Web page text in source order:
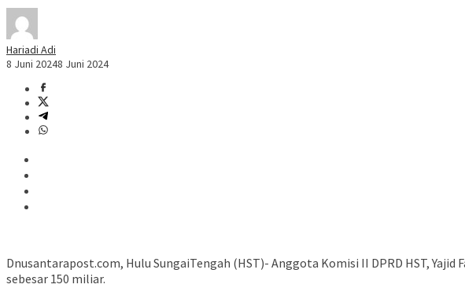
Hariadi Adi
8 Juni 20248 Juni 2024
Dnusantarapost.com, Hulu SungaiTengah (HST)- Anggota Komisi II DPRD HST,
sebesar 150 miliar.